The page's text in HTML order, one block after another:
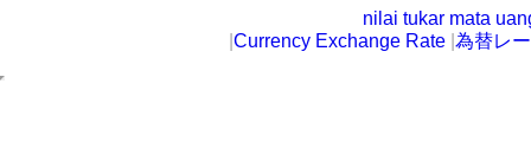
nilai tukar mata
Currency Exchange Rate 為替レ